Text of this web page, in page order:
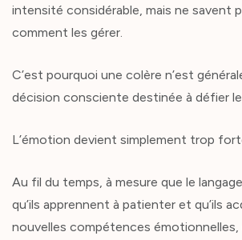
intensité considérable, mais ne savent
comment les gérer.
C’est pourquoi une colère n’est
décision consciente destinée à défier
L’émotion devient simplement trop
Au fil du temps, à mesure que le
qu’ils apprennent à patienter et qu’ils
nouvelles compétences émotionnelles,